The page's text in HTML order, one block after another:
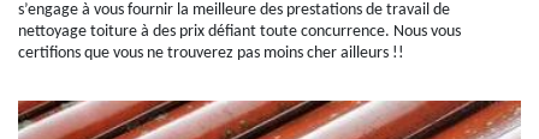
s’engage à vous fournir la meilleure des prestations de travail de
nettoyage toiture à des prix défiant toute concurrence. Nous vous
certifions que vous ne trouverez pas moins cher ailleurs !!